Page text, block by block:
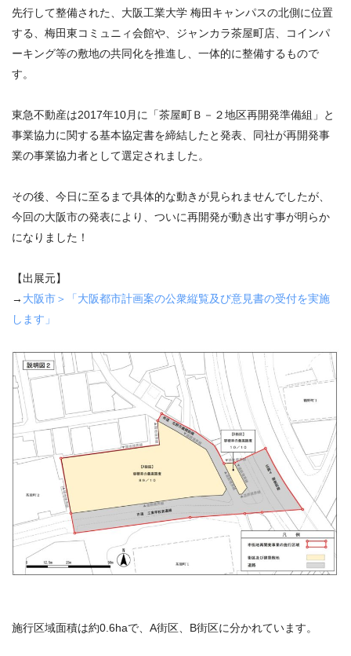
先行して整備された、大阪工業大学 梅田キャンパスの北側に位置
する、梅田東コミュニィ会館や、ジャンカラ茶屋町店、コインパ
ーキング等の敷地の共同化を推進し、一体的に整備するもので
す。
東急不動産は2017年10月に「茶屋町Ｂ－２地区再開発準備組」と
事業協力に関する基本協定書を締結したと発表、同社が再開発事
業の事業協力者として選定されました。
その後、今日に至るまで具体的な動きが見られませんでしたが、
今回の大阪市の発表により、ついに再開発が動き出す事が明らか
になりました！
【出展元】
→ 大阪市＞「大阪都市計画案の公衆縦覧及び意見書の受付を実施
します」
施行区域面積は約0.6haで、A街区、B街区に分かれています。